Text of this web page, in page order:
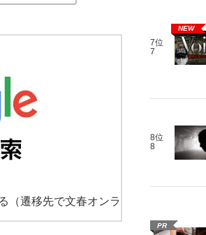
（遷移先で文春オンラ
7位
7
NEW
8位
8
PR